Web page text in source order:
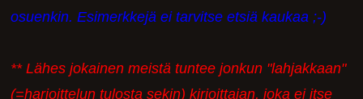
osuenkin. Esimerkkejä ei tarvitse etsiä kaukaa ;-)
** Lähes jokainen meistä tuntee jonkun "lahjakkaan"
(=harjoittelun tulosta sekin) kirjoittajan, joka ei itse